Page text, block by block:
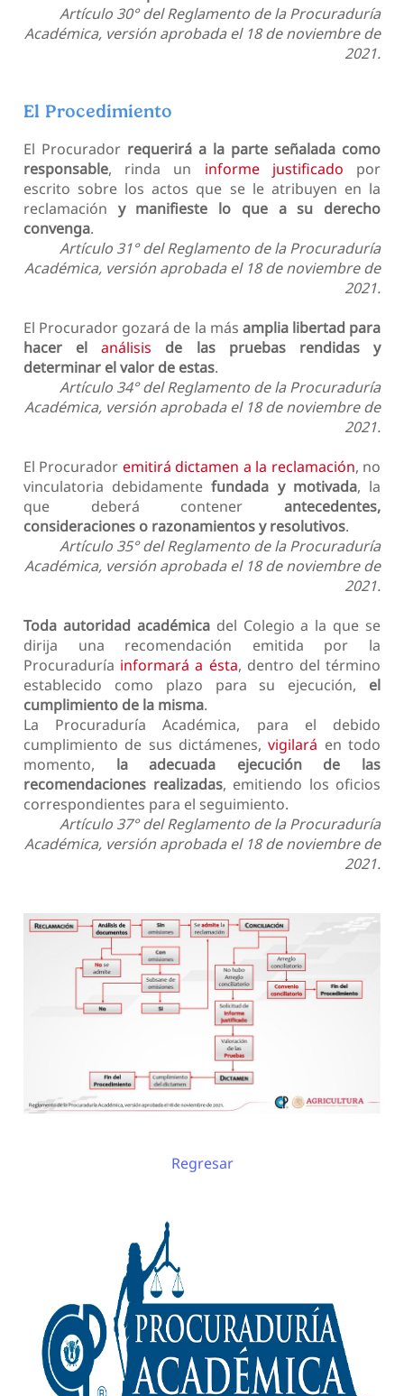
Artículo 30° del Reglamento de la Procuraduría
Académica, versión aprobada el 18 de noviembre de
2021.
El Procedimiento
El Procurador requerirá a la parte señalada como
responsable, rinda un informe justificado por
escrito sobre los actos que se le atribuyen en la
reclamación y manifieste lo que a su derecho
convenga.
Artículo 31° del Reglamento de la Procuraduría
Académica, versión aprobada el 18 de noviembre de
2021.
El Procurador gozará de la más amplia libertad para
hacer el
análisis
de las pruebas rendidas y
determinar el valor de estas.
Artículo 34° del Reglamento de la Procuraduría
Académica, versión aprobada el 18 de noviembre de
2021.
El Procurador emitirá dictamen a la reclamación, no
vinculatoria debidamentefundada y motivada, la
que deberá contener antecedentes,
consideraciones o razonamientos y resolutivos.
Artículo 35° del Reglamento de la Procuraduría
Académica, versión aprobada el 18 de noviembre de
2021.
Toda autoridad académicadel Colegio a la que se
dirija una recomendación emitida por la
Procuraduría informará a ésta, dentro del término
establecido como plazo para su ejecución, el
cumplimiento de la misma.
La Procuraduría Académica, para el debido
cumplimiento de sus dictámenes,vigilará en todo
momento, la adecuada ejecución de las
recomendaciones realizadas, emitiendo los oficios
correspondientes para el seguimiento.
Artículo 37° del Reglamento de la Procuraduría
Académica, versión aprobada el 18 de noviembre de
2021.
Regresar